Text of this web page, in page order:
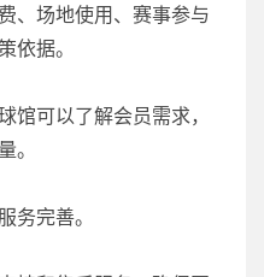
、场地使用、赛事参与
依据。
馆可以了解会员需求，
。
务完善。